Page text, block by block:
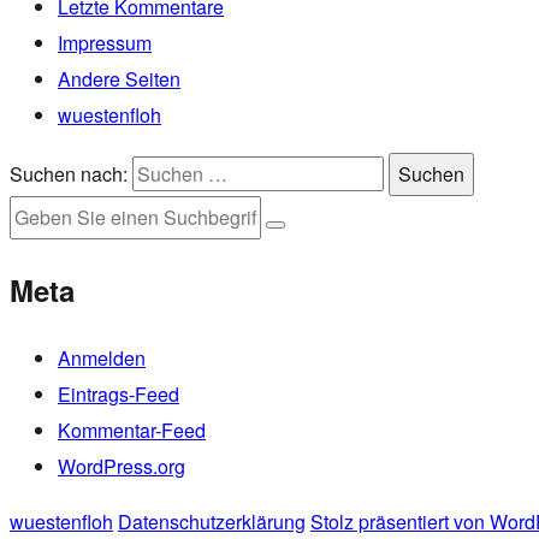
Letzte Kommentare
Impressum
Andere Seiten
wuestenfloh
Suchen nach: Suchen
Meta
Anmelden
Eintrags-Feed
Kommentar-Feed
WordPress.org
wuestenfloh Datenschutzerklärung Stolz präsentiert von